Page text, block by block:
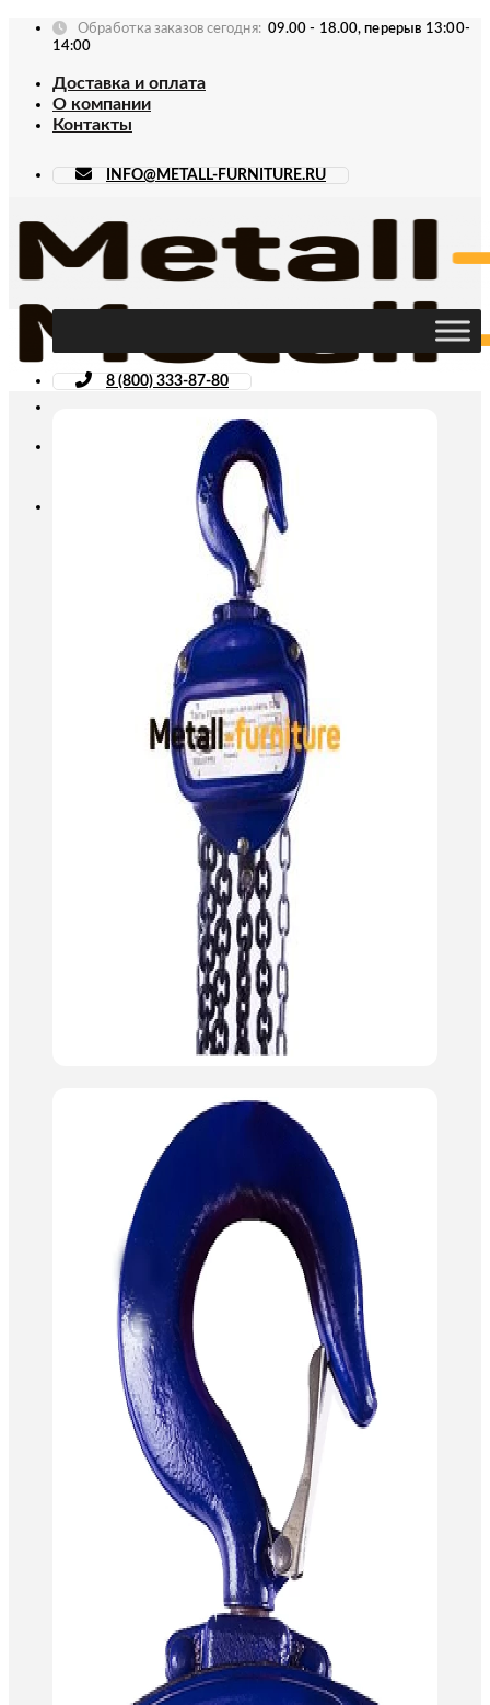
Skip
Обработка заказов сегодня: 09.00 - 18.00, перерыв 13:00-
14:00
Доставка и оплата
О компании
Контакты
INFO@METALL-FURNITURE.RU
8 (800) 333-87-80